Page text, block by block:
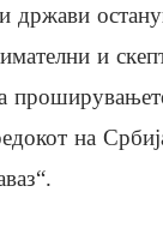
држави
и
на